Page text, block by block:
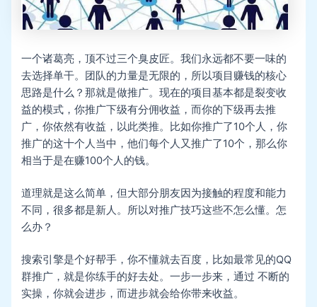
一个诸葛亮，顶不过三个臭皮匠。我们永远都不要一味的
去选择单干。团队的力量是无限的，所以项目赚钱的核心
思路是什么？那就是做推广。现在的项目基本都是裂变收
益的模式，你推广下级有分佣收益，而你的下级再去推
广，你依然有收益，以此类推。比如你推广了10个人，你
推广的这十个人当中，他们每个人又推广了10个，那么你
相当于是在赚100个人的钱。
道理就是这么简单，但大部分朋友因为接触的程度和能力
不同，很多都是新人。所以对推广技巧这些不怎么懂。怎
么办？
搜索引擎是个好帮手，你不懂就去百度，比如最常见的QQ
群推广，就是你练手的好去处。一步一步来，通过 不断的
实操，你就会进步，而进步就会给你带来收益。